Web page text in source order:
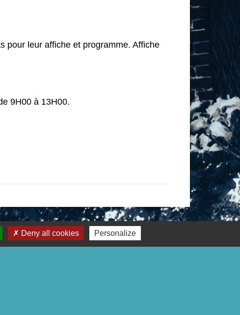
pour leur affiche et programme. Affiche
9H00 à 13H00.
Deny all cookies Personalize